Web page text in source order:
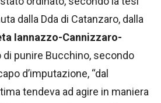
dalla Dda di Catanzaro, dalla
Iannazzo-Cannizzaro-
di punire Bucchino, secondo
d’imputazione, “dal
tendeva ad agire in maniera